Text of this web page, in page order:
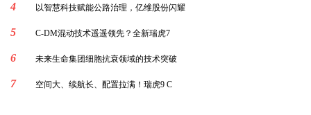
4 以智慧科技赋能公路治理，亿维股份闪耀
5 C-DM混动技术遥遥领先？全新瑞虎7
6 未来生命集团细胞抗衰领域的技术突破
7 空间大、续航长、配置拉满！瑞虎9 C